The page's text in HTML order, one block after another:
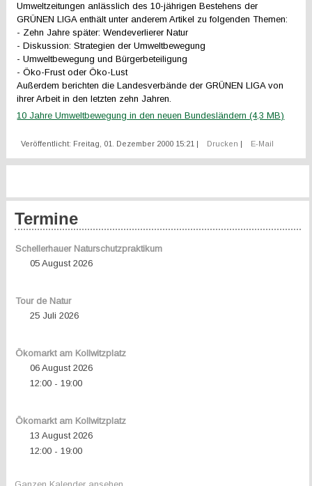
Umweltzeitungen anlässlich des 10-jährigen Bestehens der
GRÜNEN LIGA enthält unter anderem Artikel zu folgenden Themen:
- Zehn Jahre später: Wendeverlierer Natur
- Diskussion: Strategien der Umweltbewegung
- Umweltbewegung und Bürgerbeteiligung
- Öko-Frust oder Öko-Lust
Außerdem berichten die Landesverbände der GRÜNEN LIGA von
ihrer Arbeit in den letzten zehn Jahren.
10 Jahre Umweltbewegung in den neuen Bundesländern (4,3 MB)
Veröffentlicht: Freitag, 01. Dezember 2000 15:21 | Drucken | E-Mail
Termine
Schellerhauer Naturschutzpraktikum
05 August 2026
Tour de Natur
25 Juli 2026
Ökomarkt am Kollwitzplatz
06 August 2026
12:00- 19:00
Ökomarkt am Kollwitzplatz
13 August 2026
12:00- 19:00